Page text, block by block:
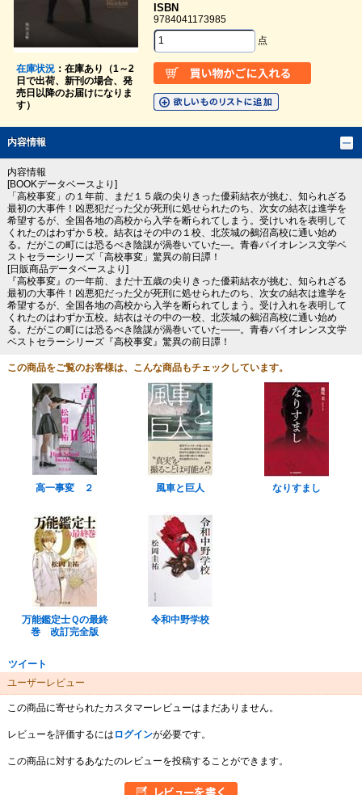
在庫状況：在庫あり（1～2
日で出荷、新刊の場合、発
売日以降のお届けになりま
す）
ISBN
9784041173985
点
内容情報
内容情報
[BOOKデータベースより]
「高校事変」の１年前、まだ１５歳の尖りきった優莉結衣が挑む、知られざる
最初の大事件！凶悪犯だった父が死刑に処せられたのち、次女の結衣は進学を
希望するが、全国各地の高校から入学を断られてしまう。受けいれを表明して
くれたのはわずか５校。結衣はその中の１校、北茨城の鵺沼高校に通い始め
る。だがこの町には恐るべき陰謀が渦巻いていた―。青春バイオレンス文学ベ
ストセラーシリーズ「高校事変」驚異の前日譚！
[日販商品データベースより]
『高校事変』の一年前、まだ十五歳の尖りきった優莉結衣が挑む、知られざる
最初の大事件！凶悪犯だった父が死刑に処せられたのち、次女の結衣は進学を
希望するが、全国各地の高校から入学を断られてしまう。受け入れを表明して
くれたのはわずか五校。結衣はその中の一校、北茨城の鵺沼高校に通い始め
る。だがこの町には恐るべき陰謀が渦巻いていた――。青春バイオレンス文学
ベストセラーシリーズ『高校事変』驚異の前日譚！
この商品をご覧のお客様は、こんな商品もチェックしています。
高一事変 ２ 風車と巨人 なりすまし
万能鑑定士Ｑの最終
巻 改訂完全版
令和中野学校
ツイート
ユーザーレビュー
この商品に寄せられたカスタマーレビューはまだありません。
レビューを評価するには ログインが必要です。
この商品に対するあなたのレビューを投稿することができます。